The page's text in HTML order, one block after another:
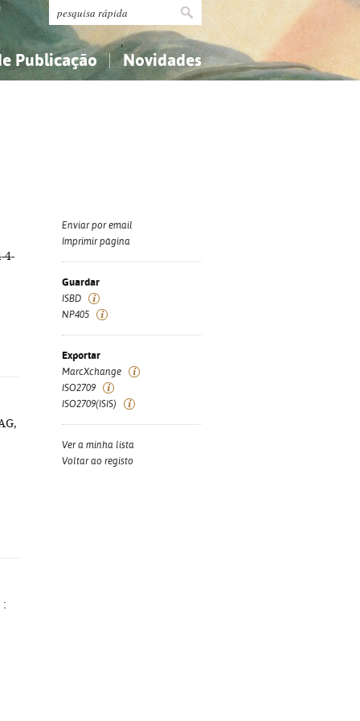
Publicação Novidades
4-
:
Enviar por email
Imprimir página
Guardar
ISBD
NP405
Exportar
MarcXchange
ISO2709
ISO2709(ISIS)
Ver a minha lista
Voltar ao registo